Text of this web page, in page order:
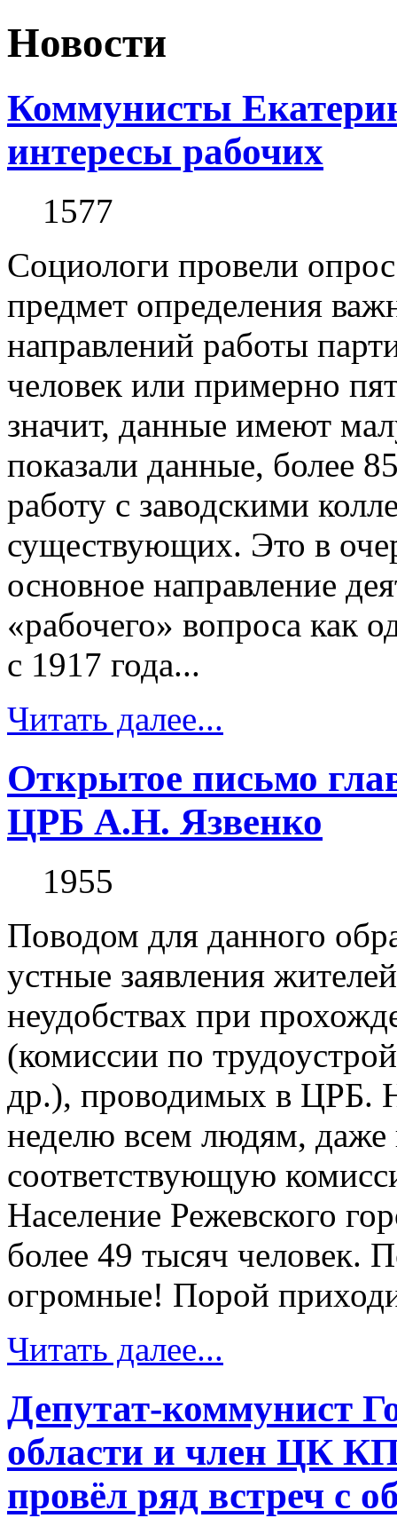
Новости
Коммунисты
интересы рабочих
1577
Социологи провели
предмет определения
направлений работы
человек или примерно
значит, данные имеют
показали данные, более
работу с заводскими
существующих. Это в
основное направление
«рабочего» вопроса как
с 1917 года...
Читать далее...
Открытое письмо
ЦРБ А.Н. Язвенко
1955
Поводом для данного
устные заявления
неудобствах при
(комиссии по
др.), проводимых в ЦРБ.
неделю всем людям, даже
соответствующую
Население Режевского
более 49 тысяч человек.
огромные! Порой
Читать далее...
Депутат-коммунист
области и член ЦК
провёл ряд встреч с